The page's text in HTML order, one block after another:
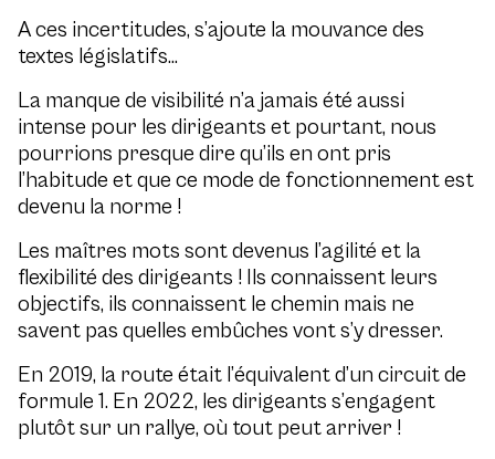
A ces incertitudes, s’ajoute la mouvance des
textes législatifs…
La manque de visibilité n’a jamais été aussi
intense pour les dirigeants et pourtant, nous
pourrions presque dire qu’ils en ont pris
l’habitude et que ce mode de fonctionnement est
devenu la norme !
Les maîtres mots sont devenus l’agilité et la
flexibilité des dirigeants ! Ils connaissent leurs
objectifs, ils connaissent le chemin mais ne
savent pas quelles embûches vont s’y dresser.
En 2019, la route était l’équivalent d’un circuit de
formule 1. En 2022, les dirigeants s’engagent
plutôt sur un rallye, où tout peut arriver !